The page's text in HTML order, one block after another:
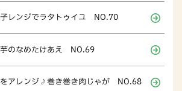
レンジでラタトゥイユ NO.70
のなめたけあえ NO.69
をアレンジ♪巻き巻き肉じゃが NO.68